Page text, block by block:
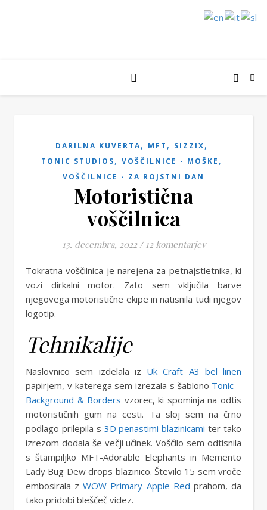
DARILNA KUVERTA, MFT , SIZZIX,
TONIC STUDIOS, VOŠČILNICE - MOŠKE ,
VOŠČILNICE - ZA ROJSTNI DAN
Motoristična
voščilnica
13. decembra, 2022 / 12 komentarjev
Tokratna voščilnica je narejena za petnajstletnika, ki
vozi dirkalni motor. Zato sem vključila barve
njegovega motoristične ekipe in natisnila tudi njegov
logotip.
Tehnikalije
Naslovnico sem izdelala iz Uk Craft A3 bel linen
papirjem, v katerega sem izrezala s šablono Tonic –
Background & Borders vzorec, ki spominja na odtis
motorističnih gum na cesti. Ta sloj sem na črno
podlago prilepila s 3D penastimi blazinicami ter tako
izrezom dodala še večji učinek. Voščilo sem odtisnila
s štampiljko MFT-Adorable Elephants in Memento
Lady Bug Dew drops blazinico. Število 15 sem vroče
embosirala zWOW Primary Apple Red prahom, da
tako pridobi bleščeč videz.